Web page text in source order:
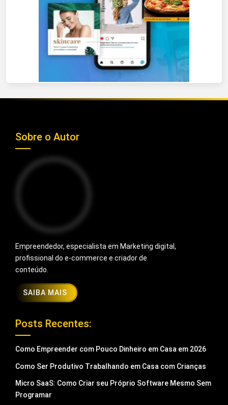
Sobre o Autor
Empreendedor, especialista em Marketing digital,
profissional do e-commerce e criador de
conteúdo.
SAIBA MAIS
Posts Recentes:
Como Empreender com Pouco Dinheiro em Casa em 2026
Como Ser Produtivo Trabalhando em Casa com Crianças
Micro SaaS: Como Criar seu Próprio Software Mesmo Sem
Programar